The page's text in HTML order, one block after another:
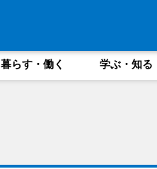
暮らす・働く 学ぶ・知る